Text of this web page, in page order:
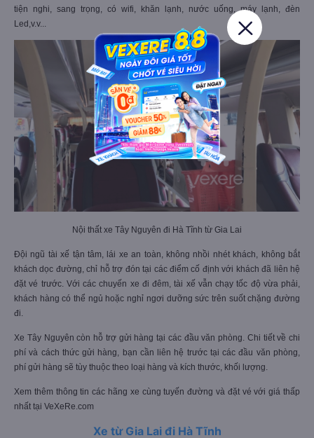
tiện nghi, sang trọng, có wifi, khăn lạnh, nước uống, máy lạnh, đèn
Led,v.v...
Nội thất xe Tây Nguyên đi Hà Tĩnh từ Gia Lai
Đội ngũ tài xế tận tâm, lái xe an toàn, không nhồi nhét khách, không bắt
khách dọc đường, chỉ hỗ trợ đón tại các điểm cố định với khách đã liên hệ
đặt vé trước. Với các chuyến xe đi đêm, tài xế vẫn chạy tốc độ vừa phải,
khách hàng có thể ngủ hoặc nghỉ ngơi dưỡng sức trên suốt chặng đường
đi.
Xe Tây Nguyên còn hỗ trợ gửi hàng tại các đầu văn phòng. Chi tiết về chi
phí và cách thức gửi hàng, bạn cần liên hệ trước tại các đầu văn phòng,
phí gửi hàng sẽ tùy thuộc theo loại hàng và kích thước, khối lượng.
Xem thêm thông tin các hãng xe cùng tuyến đường và đặt vé với giá thấp
nhất tại VeXeRe.com
Xe từ Gia Lai đi Hà Tĩnh